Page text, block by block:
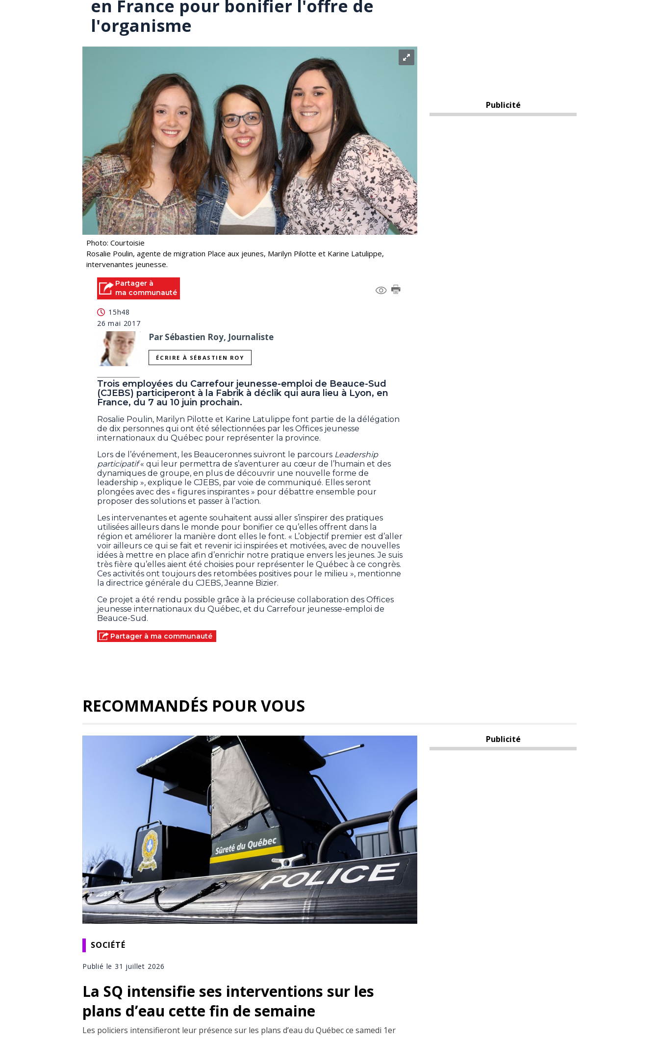
en France pour bonifier l'offre de
l'organisme
Photo: Courtoisie
Rosalie Poulin, agente de migration Place aux jeunes, Marilyn Pilotte et Karine Latulippe,
intervenantes jeunesse.
Partager à
ma communauté
15h48
26 mai 2017
Par Sébastien Roy, Journaliste
ÉCRIRE À SÉBASTIEN ROY
Trois employées du Carrefour jeunesse-emploi de Beauce-Sud
(CJEBS) participeront à la Fabrik à déclik qui aura lieu à Lyon, en
France, du 7 au 10 juin prochain.
Rosalie Poulin, Marilyn Pilotte et Karine Latulippe font partie de la délégation
de dix personnes qui ont été sélectionnées par les Offices jeunesse
internationaux du Québec pour représenter la province.
Lors de l’événement, les Beauceronnes suivront le parcours Leadership
participatif« qui leur permettra de s’aventurer au cœur de l’humain et des
dynamiques de groupe, en plus de découvrir une nouvelle forme de
leadership », explique le CJEBS, par voie de communiqué. Elles seront
plongées avec des « figures inspirantes » pour débattre ensemble pour
proposer des solutions et passer à l’action.
Les intervenantes et agente souhaitent aussi aller s’inspirer des pratiques
utilisées ailleurs dans le monde pour bonifier ce qu’elles offrent dans la
région et améliorer la manière dont elles le font. « L’objectif premier est d’aller
voir ailleurs ce qui se fait et revenir ici inspirées et motivées, avec de nouvelles
idées à mettre en place afin d’enrichir notre pratique envers les jeunes. Je suis
très fière qu’elles aient été choisies pour représenter le Québec à ce congrès.
Ces activités ont toujours des retombées positives pour le milieu », mentionne
la directrice générale du CJEBS, Jeanne Bizier.
Ce projet a été rendu possible grâce à la précieuse collaboration des Offices
jeunesse internationaux du Québec, et du Carrefour jeunesse-emploi de
Beauce-Sud.
Partager à ma communauté
Publicité
RECOMMANDÉS POUR VOUS
SOCIÉTÉ
Publié le 31 juillet 2026
La SQ intensifie ses interventions sur les
plans d’eau cette fin de semaine
Les policiers intensifieront leur présence sur les plans d’eau du Québec ce samedi 1er
Publicité